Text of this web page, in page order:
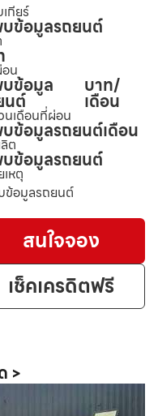
กียร์
บข้อมูลรถยนต์
อน
ข้อมูล
นต์
บาท/
เดือน
นเดือนที่ผ่อน
บข้อมูลรถยนต์เดือน
ต
บข้อมูลรถยนต์
หตุ
ข้อมูลรถยนต์
สนใจจอง
เช็คเครดิตฟรี
>